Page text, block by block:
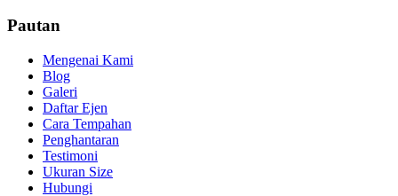
Pautan
Mengenai Kami
Blog
Galeri
Daftar Ejen
Cara Tempahan
Penghantaran
Testimoni
Ukuran Size
Hubungi